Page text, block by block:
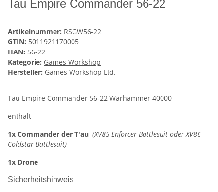
Tau Empire Commander 56-22
Artikelnummer: RSGW56-22
GTIN: 5011921170005
HAN: 56-22
Kategorie: Games Workshop
Hersteller: Games Workshop Ltd.
Tau Empire Commander 56-22 Warhammer 40000
enthält
1x Commander der T'au (XV85 Enforcer Battlesuit oder XV86
Coldstar Battlesuit)
1x Drone
Sicherheitshinweis